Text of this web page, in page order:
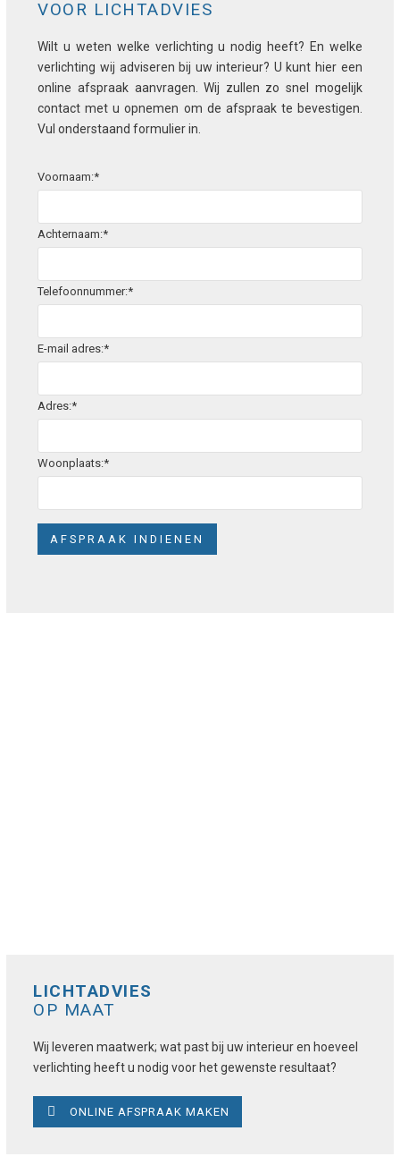
VOOR LICHTADVIES
Wilt u weten welke verlichting u nodig heeft? En welke
verlichting wij adviseren bij uw interieur? U kunt hier een
online afspraak aanvragen. Wij zullen zo snel mogelijk
contact met u opnemen om de afspraak te bevestigen.
Vul onderstaand formulier in.
Voornaam:*
Achternaam:*
Telefoonnummer:*
E-mail adres:*
Adres:*
Woonplaats:*
LICHTADVIES
OP MAAT
Wij leveren maatwerk; wat past bij uw interieur en hoeveel
verlichting heeft u nodig voor het gewenste resultaat?
ONLINE AFSPRAAK MAKEN